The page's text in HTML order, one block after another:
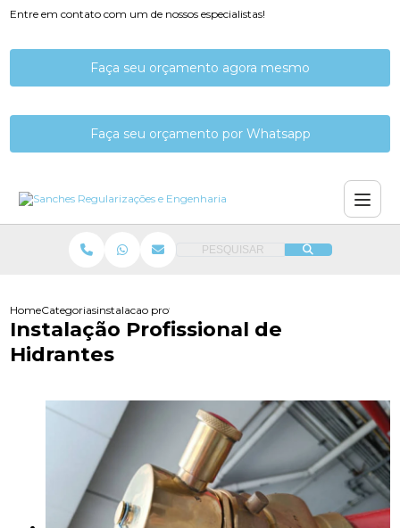
Entre em contato com um de nossos especialistas!
Faça seu orçamento agora mesmo
Faça seu orçamento por Whatsapp
PESQUISAR
HomeCategoriasinstalacao profissional de hidrantes
Instalação Profissional de
Hidrantes